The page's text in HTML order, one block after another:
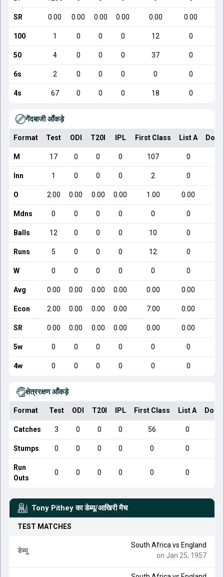
SR 0.00 0.00 0.00 0.00 0.00 0.00
100 1 0 0 0 12 0
50 4 0 0 0 37 0
6s 2 0 0 0 0 0
4s 67 0 0 0 18 0
गेंदबाजी आँकड़े
Format Test ODI T20I IPL First Class List A
M 17 0 0 0 107 0
Inn 1 0 0 0 2 0
O 2.00 0.00 0.00 0.00 1.00 0.00
Mdns 0 0 0 0 0 0
Balls 12 0 0 0 10 0
Runs 5 0 0 0 12 0
W 0 0 0 0 0 0
Avg 0.00 0.00 0.00 0.00 0.00 0.00
Econ 2.00 0.00 0.00 0.00 7.00 0.00
SR 0.00 0.00 0.00 0.00 0.00 0.00
5w 0 0 0 0 0 0
4w 0 0 0 0 0 0
क्षेत्ररक्षण आँकड़े
Format Test ODI T20I IPL First Class List A
Catches 3 0 0 0 56 0
Stumps 0 0 0 0 0 0
Run
Outs
0 0 0 0 0 0
Tony Pithey का डेब्यू/आखिरी मैच
TEST MATCHES
डेब्यू
South Africa vs England
on Jan 25, 1957